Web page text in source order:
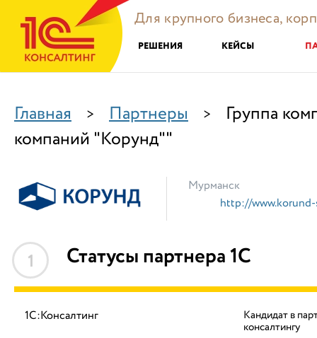
Для крупного бизнеса,
РЕШЕНИЯ КЕЙСЫ
Главная > Партнеры >
Группа
компаний "Корунд""
Мурманск
http://
1 Статусы партнера 1С
1С:Консалтинг Кандидат в
консалтингу